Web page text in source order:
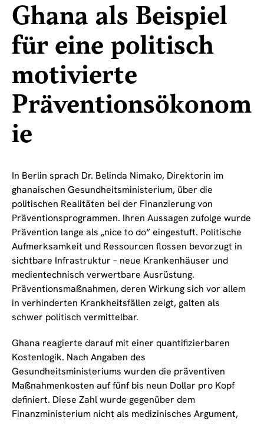
Ghana als Beispiel
für eine politisch
motivierte
Präventionsökonom
ie
In Berlin sprach Dr. Belinda Nimako, Direktorin im
ghanaischen Gesundheitsministerium, über die
politischen Realitäten bei der Finanzierung von
Präventionsprogrammen. Ihren Aussagen zufolge wurde
Prävention lange als „nice to do“ eingestuft. Politische
Aufmerksamkeit und Ressourcen flossen bevorzugt in
sichtbare Infrastruktur – neue Krankenhäuser und
medientechnisch verwertbare Ausrüstung.
Präventionsmaßnahmen, deren Wirkung sich vor allem
in verhinderten Krankheitsfällen zeigt, galten als
schwer politisch vermittelbar.
Ghana reagierte darauf mit einer quantifizierbaren
Kostenlogik. Nach Angaben des
Gesundheitsministeriums wurden die präventiven
Maßnahmenkosten auf fünf bis neun Dollar pro Kopf
definiert. Diese Zahl wurde gegenüber dem
Finanzministerium nicht als medizinisches Argument,